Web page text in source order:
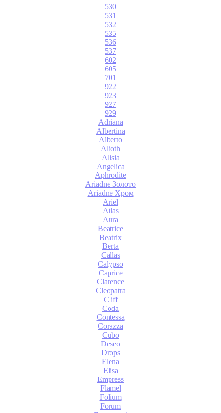
530
531
532
535
536
537
602
605
701
922
923
927
929
Adriana
Albertina
Alberto
Alioth
Alisia
Angelica
Aphrodite
Ariadne Золото
Ariadne Хром
Ariel
Atlas
Aura
Beatrice
Beatrix
Berta
Callas
Calypso
Caprice
Clarence
Cleopatra
Cliff
Coda
Contessa
Corazza
Cubo
Deseo
Drops
Elena
Elisa
Empress
Flamel
Folium
Forum